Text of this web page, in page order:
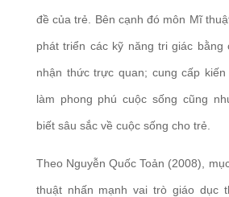
đề của trẻ. Bên cạnh đó môn Mĩ
phát triển các kỹ năng tri giác bằng
nhận thức trực quan; cung cấp
làm phong phú cuộc sống cũng
biết sâu sắc về cuộc sống cho trẻ.
Theo Nguyễn Quốc Toản (2008),
thuật nhấn mạnh vai trò giáo dục